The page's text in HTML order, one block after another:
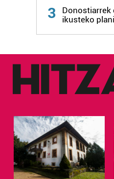
3
Donostiarrek
ikusteko